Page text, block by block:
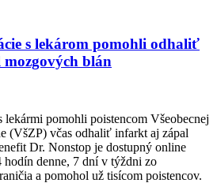
s lekárom pomohli odhaliť
blán
lekármi pomohli poistencom Všeobecnej
(VšZP) včas odhaliť infarkt aj zápal
Dr. Nonstop je dostupný online
hodín denne, 7 dní v týždni zo
a pomohol už tisícom poistencov.